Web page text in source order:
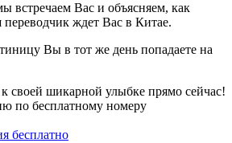
встречаем Вас и объясняем, как
ждет Вас в Китае.
Вы в тот же день попадаете на
своей шикарной улыбке прямо сейчас!
по бесплатному номеру
бесплатно